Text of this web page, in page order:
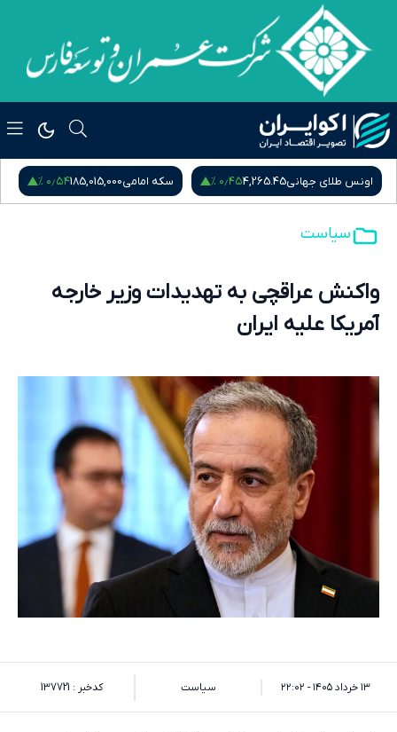
اونس طلای جهانی4,265.45۰٫۴۵ % سکه امامی185,015,000۰٫۵۴ %
سیاست
واکنش عراقچی به تهدیدات وزیر خارجه
آمریکا علیه ایران
۱۳ خرداد ۱۴۰۵ - ۲۲:۰۲ سیاست کدخبر : 137721